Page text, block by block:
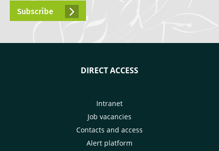
Subscribe
DIRECT ACCESS
Intranet
Job vacancies
Contacts and access
Alert platform